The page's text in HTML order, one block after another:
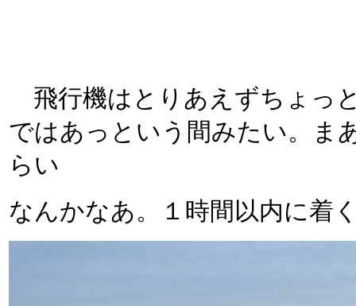
飛行機はとりあえずちょっ
ではあっという間みたい。ま
らい
なんかなあ。１時間以内に着